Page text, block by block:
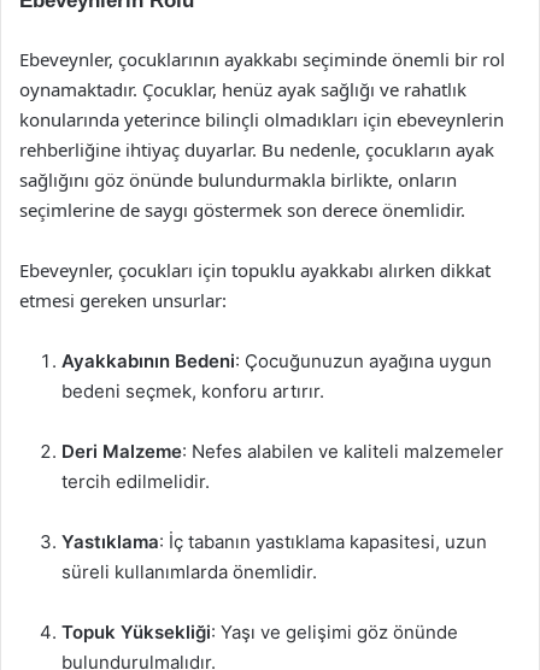
Ebeveynler, çocuklarının ayakkabı seçiminde önemli bir rol
oynamaktadır. Çocuklar, henüz ayak sağlığı ve rahatlık
konularında yeterince bilinçli olmadıkları için ebeveynlerin
rehberliğine ihtiyaç duyarlar. Bu nedenle, çocukların ayak
sağlığını göz önünde bulundurmakla birlikte, onların
seçimlerine de saygı göstermek son derece önemlidir.
Ebeveynler, çocukları için topuklu ayakkabı alırken dikkat
etmesi gereken unsurlar:
Ayakkabının Bedeni: Çocuğunuzun ayağına uygun
bedeni seçmek, konforu artırır.
Deri Malzeme: Nefes alabilen ve kaliteli malzemeler
tercih edilmelidir.
Yastıklama: İç tabanın yastıklama kapasitesi, uzun
süreli kullanımlarda önemlidir.
Topuk Yüksekliği: Yaşı ve gelişimi göz önünde
bulundurulmalıdır.